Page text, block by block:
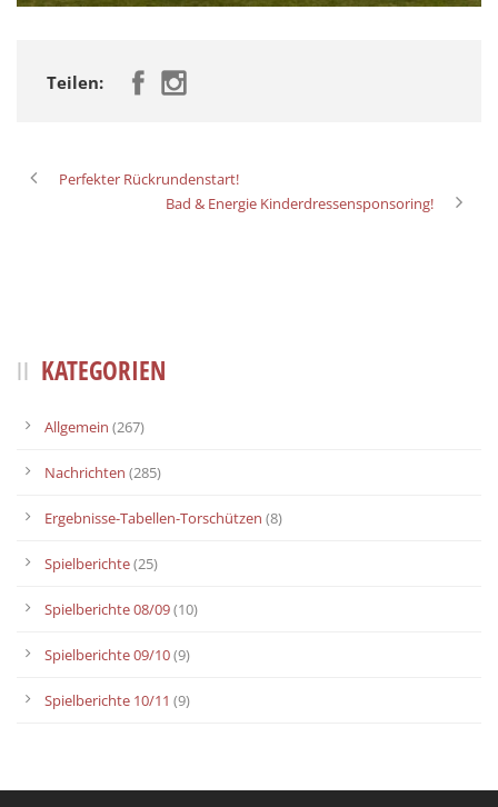
Teilen:
Perfekter Rückrundenstart!
Bad & Energie Kinderdressensponsoring!
KATEGORIEN
Allgemein (267)
Nachrichten (285)
Ergebnisse-Tabellen-Torschützen (8)
Spielberichte(25)
Spielberichte 08/09(10)
Spielberichte 09/10(9)
Spielberichte 10/11 (9)